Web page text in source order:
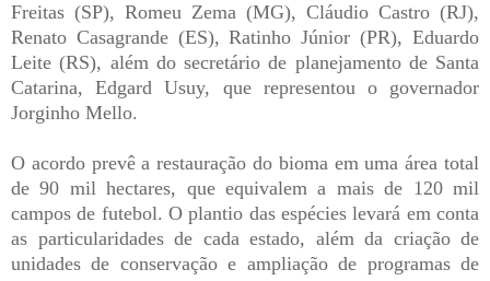
Freitas (SP), Romeu Zema (MG), Cláudio Castro (RJ),
Renato Casagrande (ES), Ratinho Júnior (PR), Eduardo
Leite (RS), além do secretário de planejamento de Santa
Catarina, Edgard Usuy, que representou o governador
Jorginho Mello.
O acordo prevê a restauração do bioma em uma área total
de 90 mil hectares, que equivalem a mais de 120 mil
campos de futebol. O plantio das espécies levará em conta
as particularidades de cada estado, além da criação de
unidades de conservação e ampliação de programas de